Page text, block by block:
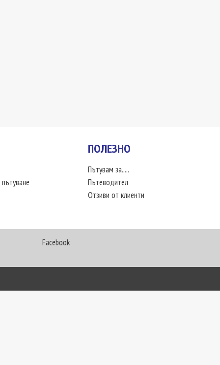
ПОЛЕЗНО
Пътувам за.....
Пътеводител
Отзиви от клиенти
Facebook